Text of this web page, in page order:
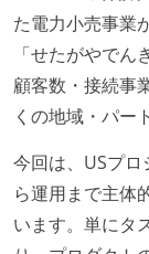
た電力小売事業
「せたがやで
顧客数・接続事
くの地域・パー
今回は、USプ
ら運用まで主体
います。単にタ